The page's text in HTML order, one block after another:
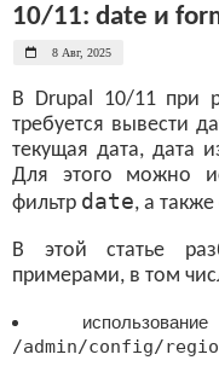
10/11: date и
8 Авг, 2025
В Drupal 10/11 при
требуется вывести
текущая дата, дата
Для этого можно
фильтр date, а
В этой статье
примерами, в том
/admin/config/